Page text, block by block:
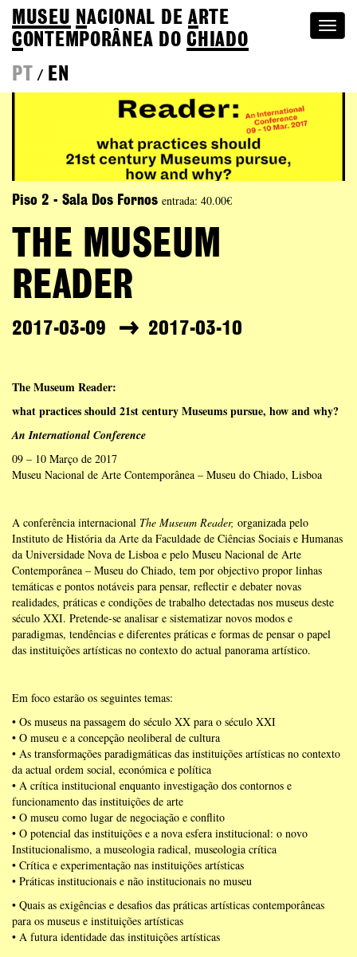
MUSEU NACIONAL DEA RTE
CONTEMPORÂNEA DOCHIADO
PT
/ EN
Piso 2 - Sala Dos Fornos entrada: 40.00€
THE MUSEUM
READER
2017-03-09 2017-03-10
The Museum Reader:
what practices should 21st century Museums pursue, how and why?
An International Conference
09 – 10 Março de 2017
Museu Nacional de Arte Contemporânea – Museu do Chiado, Lisboa
A conferência internacional The Museum Reader, organizada pelo
Instituto de História da Arte da Faculdade de Ciências Sociais e Humanas
da Universidade Nova de Lisboa e pelo Museu Nacional de Arte
Contemporânea – Museu do Chiado, tem por objectivo propor linhas
temáticas e pontos notáveis para pensar, reflectir e debater novas
realidades, práticas e condições de trabalho detectadas nos museus deste
século XXI. Pretende-se analisar e sistematizar novos modos e
paradigmas, tendências e diferentes práticas e formas de pensar o papel
das instituições artísticas no contexto do actual panorama artístico.
Em foco estarão os seguintes temas:
• Os museus na passagem do século XX para o século XXI
• O museu e a concepção neoliberal de cultura
• As transformações paradigmáticas das instituições artísticas no contexto
da actual ordem social, económica e política
• A crítica institucional enquanto investigação dos contornos e
funcionamento das instituições de arte
• O museu como lugar de negociação e conflito
• O potencial das instituições e a nova esfera institucional: o novo
Institucionalismo, a museologia radical, museologia crítica
• Crítica e experimentação nas instituições artísticas
• Práticas institucionais e não institucionais no museu
• Quais as exigências e desafios das práticas artísticas contemporâneas
para os museus e instituições artísticas
• A futura identidade das instituições artísticas